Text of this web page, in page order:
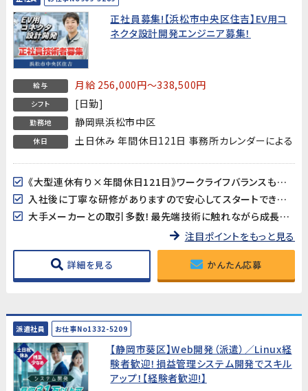
正社員募集!【浜松市中央区住吉】EV用コ
ネクタ設計開発エンジニア募集！
給与 月給 256,000円～338,500円
シフト [日勤]
勤務地 静岡県浜松市中区
休日 土日休み 年間休日121日 事務所カレンダーによる
《大型連休有り×年間休日121日》ワークライフバランスもバッチリ!
入社後に丁寧な研修がありますので安心してスタートできます♪
大手メーカーとの取引多数！最先端技術に触れながら成長できます！
注目ポイントをもっと見る
詳細を見る かんたん応募
派遣社員 お仕事No1332-5209
【静岡市葵区】Web開発（派遣）／Linux経
験者歓迎！損益管理システム開発でスキル
アップ！【経験者歓迎!】